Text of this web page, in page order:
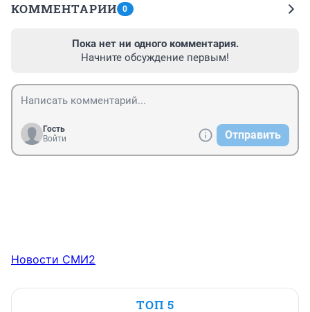
КОММЕНТАРИИ 0
Пока нет ни одного комментария.
Начните обсуждение первым!
Гость
Войти
Отправить
Новости СМИ2
ТОП 5